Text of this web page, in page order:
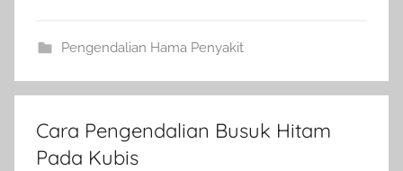
Pengendalian Hama Penyakit
Cara Pengendalian Busuk Hitam
Pada Kubis